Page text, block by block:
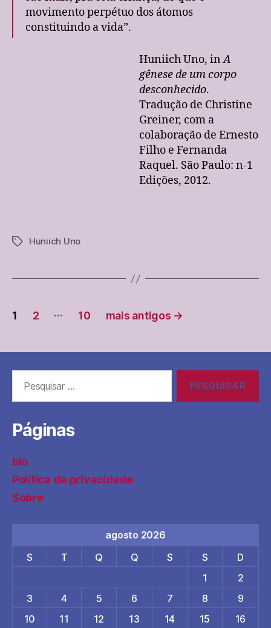
movimento perpétuo dos átomos
constituindo a vida”.
Huniich Uno, inA
gênese de um corpo
desconhecido.
Tradução de Christine
Greiner, com a
colaboração de Ernesto
Filho e Fernanda
Raquel. São Paulo: n-1
Edições, 2012.
TagsHuniich Uno
Paginação
posts
1 2 … 10 mais antigos →
por:
Páginas
bio
Política de privacidade
Sobre
agosto 2026
S
T Q Q S S
D
1
2
3
4 5 6 7 8
9
10
11 12 13 14 15
16